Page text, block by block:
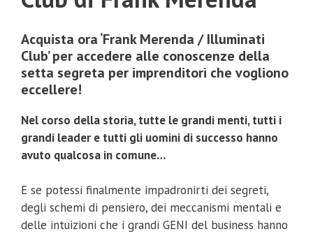
Acquista ora ‘Frank Merenda / Illuminati
Club’ per accedere alle conoscenze della
setta segreta per imprenditori che vogliono
eccellere!
Nel corso della storia, tutte le grandi menti, tutti i
grandi leader e tutti gli uomini di successo hanno
avuto qualcosa in comune…
E se potessi finalmente impadronirti dei segreti,
degli schemi di pensiero, dei meccanismi mentali e
delle intuizioni che i grandi GENI del business hanno